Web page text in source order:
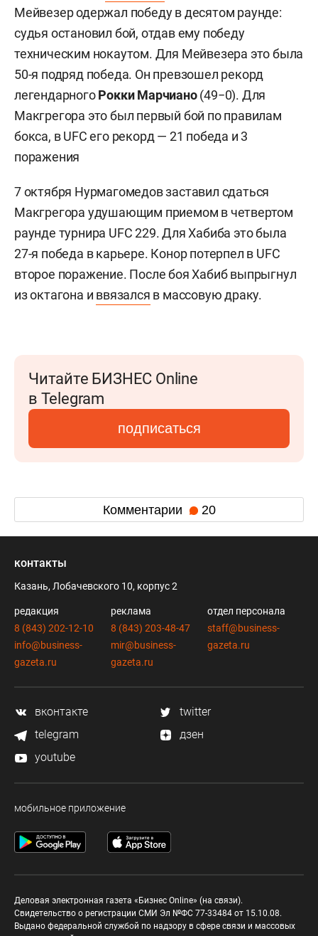
Мейвезер одержал победу в десятом раунде:
судья остановил бой, отдав ему победу
техническим нокаутом. Для Мейвезера это была
50-я подряд победа. Он превзошел рекорд
легендарногоРокки Марчиано(49−0). Для
Макгрегора это был первый бой по правилам
бокса, в UFC его рекорд — 21 победа и 3
поражения
7 октября Нурмагомедов заставил сдаться
Макгрегора удушающим приемом в четвертом
раунде турнира UFC 229. Для Хабиба это была
27-я победа в карьере. Конор потерпел в UFC
второе поражение. После боя Хабиб выпрыгнул
из октагона и ввязался в массовую драку.
Читайте БИЗНЕС Online
в Telegram
подписаться
Комментарии 20
контакты
Казань, Лобачевского 10, корпус 2
редакция
8 (843) 202-12-10
info@business-
gazeta.ru
реклама
8 (843) 203-48-47
mir@business-
gazeta.ru
отдел персонала
staff@business-
gazeta.ru
вконтакте
twitter
telegram
дзен
youtube
мобильное приложение
Деловая электронная газета «Бизнес Online» (на связи).
Свидетельство о регистрации СМИ Эл №ФС 77-33484 от 15.10.08.
Выдано федеральной службой по надзору в сфере связи и массовых